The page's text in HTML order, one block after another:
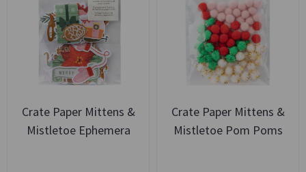
Crate Paper Mittens &
Mistletoe Ephemera
Crate Paper Mittens &
Mistletoe Pom Poms